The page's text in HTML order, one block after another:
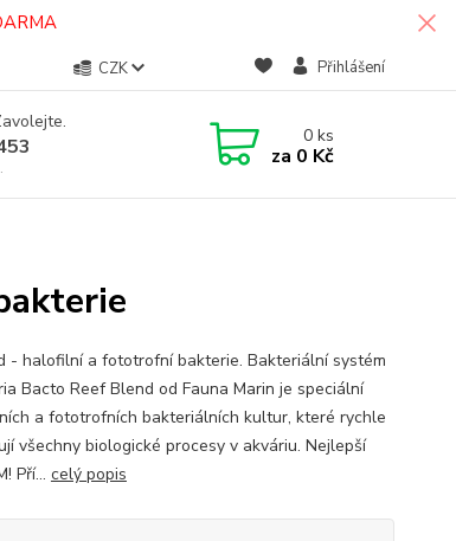
CZK Přihlášení
0ks
za 0 Kč
- halofilní a fototrofní bakterie. Bakteriální systém
Bacto Reef Blend od Fauna Marin je speciální
a fototrofních bakteriálních kultur, které rychle
všechny biologické procesy v akváriu. Nejlepší
Pří... celý popis